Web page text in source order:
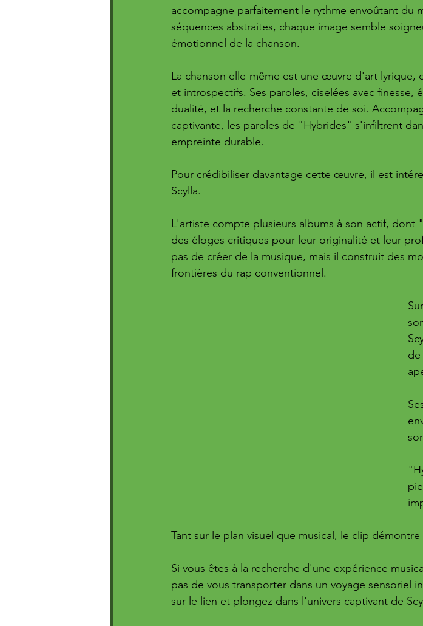
accompagne parfaitement le rythme envoûtant du
séquences abstraites, chaque image semble
émotionnel de la chanson.
La chanson elle-même est une œuvre d'art lyrique,
et introspectifs. Ses paroles, ciselées avec
dualité, et la recherche constante de soi.
captivante, les paroles de "Hybrides" s'infiltrent
empreinte durable.
Pour crédibiliser davantage cette œuvre, il est
Scylla.
L'artiste compte plusieurs albums à son actif,
des éloges critiques pour leur originalité et leur
pas de créer de la musique, mais il construit des
frontières du rap conventionnel.
de
Tant sur le plan visuel que musical, le clip
Si vous êtes à la recherche d'une expérience
pas de vous transporter dans un voyage sensoriel
sur le lien et plongez dans l'univers captivant de